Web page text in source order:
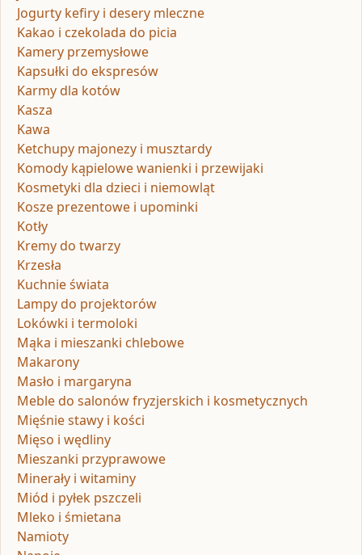
Jogurty kefiry i desery mleczne
Kakao i czekolada do picia
Kamery przemysłowe
Kapsułki do ekspresów
Karmy dla kotów
Kasza
Kawa
Ketchupy majonezy i musztardy
Komody kąpielowe wanienki i przewijaki
Kosmetyki dla dzieci i niemowląt
Kosze prezentowe i upominki
Kotły
Kremy do twarzy
Krzesła
Kuchnie świata
Lampy do projektorów
Lokówki i termoloki
Mąka i mieszanki chlebowe
Makarony
Masło i margaryna
Meble do salonów fryzjerskich i kosmetycznych
Mięśnie stawy i kości
Mięso i wędliny
Mieszanki przyprawowe
Minerały i witaminy
Miód i pyłek pszczeli
Mleko i śmietana
Namioty